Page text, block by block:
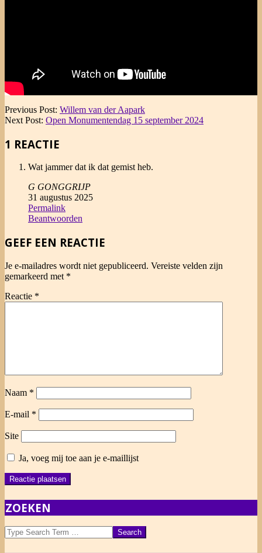
2024-
09-
Previous Post: Willem van der Aapark
Next Post: Open Monumentendag 15 september 2024
1 REACTIE
Wat jammer dat ik dat gemist heb.
G GONGGRIJP
31 augustus 2025
Permalink
Beantwoorden
GEEF EEN REACTIE
Je e-mailadres wordt niet gepubliceerd. Vereiste velden zijn
gemarkeerd met *
Reactie *
Naam *
E-mail *
Site
Ja, voeg mij toe aan je e-maillijst
ZOEKEN
Search